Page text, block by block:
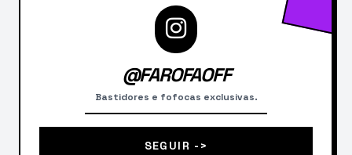
@FAROFAOFF
Bastidores e fofocas exclusivas.
SEGUIR ->